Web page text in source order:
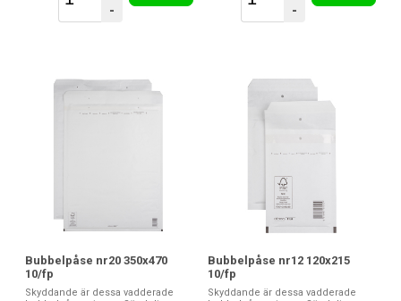
-
-
Bubbelpåse nr20 350x470
10/fp
Skyddande är dessa vadderade
Bubbelpåse nr12 120x215
10/fp
Skyddande är dessa vadderade